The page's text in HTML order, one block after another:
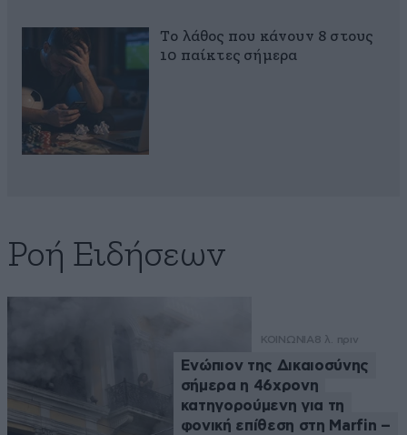
Το λάθος που κάνουν 8 στους
10 παίκτες σήμερα
Ροή Ειδήσεων
ΚΟΙΝΩΝΙΑ8 λ. πριν
Ενώπιον της Δικαιοσύνης
σήμερα η 46χρονη
κατηγορούμενη για τη
φονική επίθεση στη Marfin –